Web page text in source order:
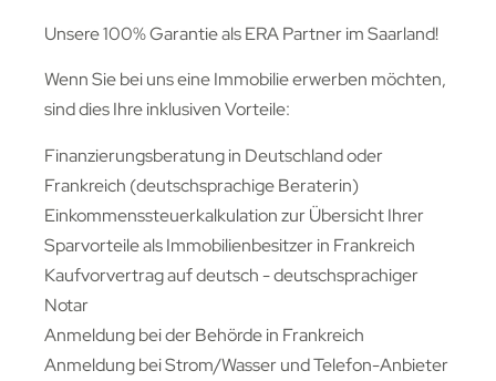
Unsere 100% Garantie als ERA Partner im Saarland!
Wenn Sie bei uns eine Immobilie erwerben möchten,
sind dies Ihre inklusiven Vorteile:
Finanzierungsberatung in Deutschland oder
Frankreich (deutschsprachige Beraterin)
Einkommenssteuerkalkulation zur Übersicht Ihrer
Sparvorteile als Immobilienbesitzer in Frankreich
Kaufvorvertrag auf deutsch - deutschsprachiger
Notar
Anmeldung bei der Behörde in Frankreich
Anmeldung bei Strom/Wasser und Telefon-Anbieter